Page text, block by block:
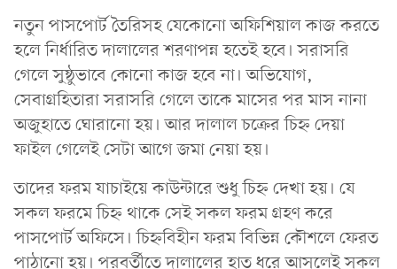
নতুন পাসপোর্ট তৈরিসহ যেকোনো অফিশিয়াল কাজ করতে
হলে নির্ধারিত দালালের শরণাপন্ন হতেই হবে। সরাসরি
গেলে সুষ্ঠুভাবে কোনো কাজ হবে না। অভিযোগ,
সেবাগ্রহিতারা সরাসরি গেলে তাকে মাসের পর মাস নানা
অজুহাতে ঘোরানো হয়। আর দালাল চক্রের চিহ্ন দেয়া
ফাইল গেলেই সেটা আগে জমা নেয়া হয়।
তাদের ফরম যাচাইয়ে কাউন্টারে শুধু চিহ্ন দেখা হয়। যে
সকল ফরমে চিহ্ন থাকে সেই সকল ফরম গ্রহণ করে
পাসপোর্ট অফিসে। চিহ্নবিহীন ফরম বিভিন্ন কৌশলে ফেরত
পাঠানো হয়। পরবর্তীতে দালালের হাত ধরে আসলেই সকল